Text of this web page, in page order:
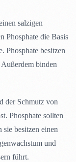
salzigen
Phosphate die Basis
Phosphate besitzen
binden
der Schmutz von
Phosphate sollten
besitzen einen
und
führt.